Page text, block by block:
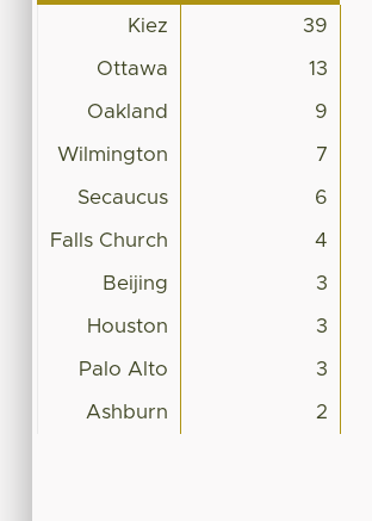
Kiez 39
Ottawa 13
Oakland 9
Wilmington 7
Secaucus 6
Falls Church 4
Beijing 3
Houston 3
Palo Alto 3
Ashburn 2